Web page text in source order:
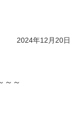
2024年12月20日
～～